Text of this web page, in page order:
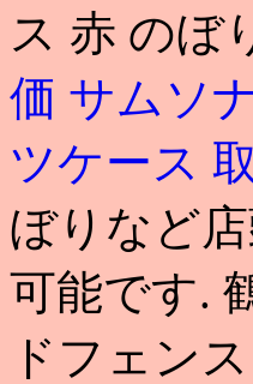
ス 赤 のぼ
価 サムソ
ツケース
ぼりなど
可能です.
ドフェン